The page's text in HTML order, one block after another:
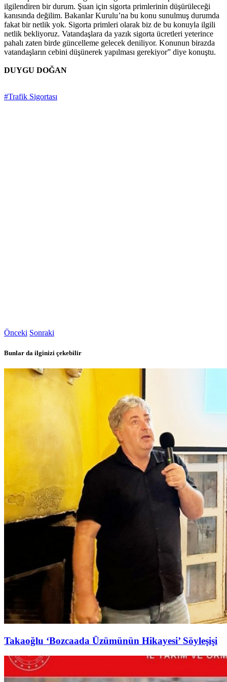
ilgilendiren bir durum. Şuan için sigorta primlerinin düşürüleceği
kanısında değilim. Bakanlar Kurulu’na bu konu sunulmuş durumda
fakat bir netlik yok. Sigorta primleri olarak biz de bu konuyla ilgili
netlik bekliyoruz. Vatandaşlara da yazık sigorta ücretleri yeterince
pahalı zaten birde güncelleme gelecek deniliyor. Konunun birazda
vatandaşların cebini düşünerek yapılması gerekiyor” diye konuştu.
DUYGU DOĞAN
#Trafik Sigortası
Önceki Sonraki
Bunlar da ilginizi çekebilir
Takaoğlu ‘Bozcaada Üzümünün Hikayesi’ Söyleşişi